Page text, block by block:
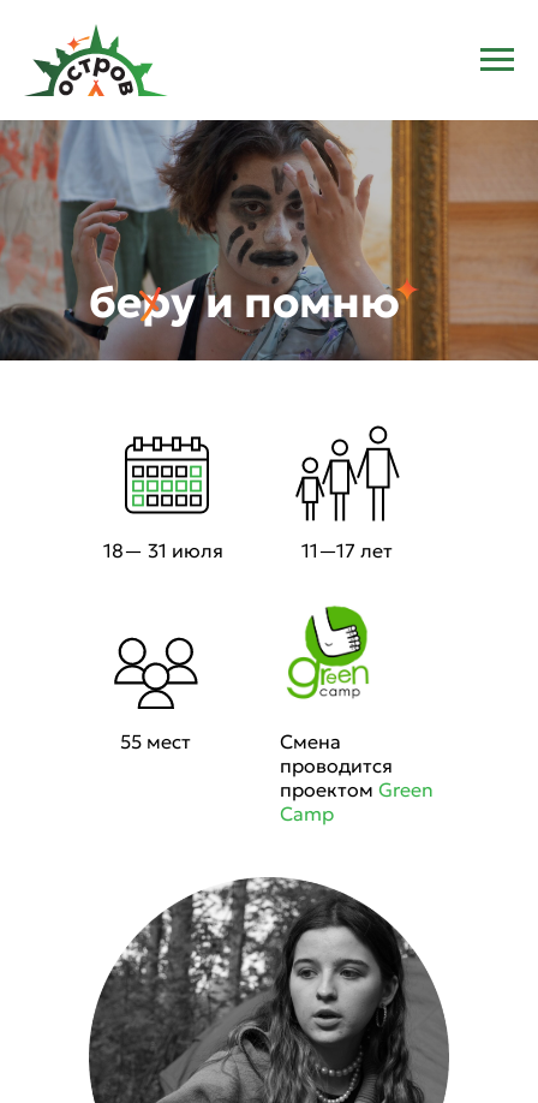
беру и помню
18— 31 июля
Смена
проводится
проектом Green
Camp
11—17 лет
55 мест